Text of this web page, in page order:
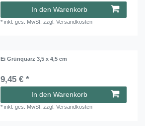
In den Warenkorb
*inkl. ges. MwSt. zzgl.Versandkosten
Ei Grünquarz 3,5 x 4,5 cm
9,45 € *
In den Warenkorb
*inkl. ges. MwSt. zzgl.Versandkosten